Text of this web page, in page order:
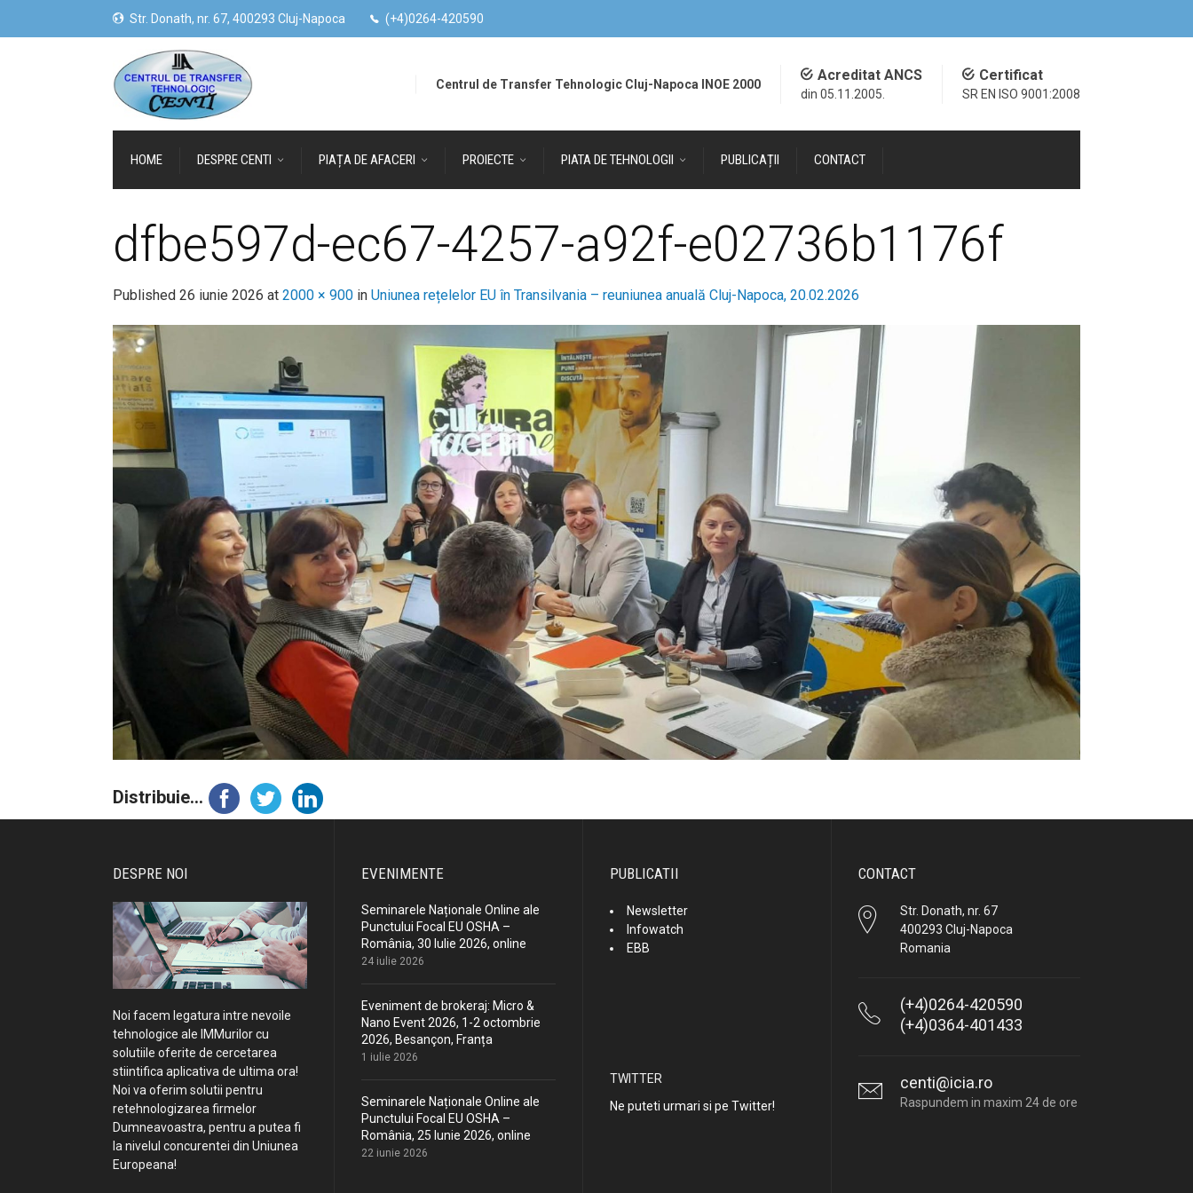
Str. Donath, nr. 67, 400293 Cluj-Napoca (+4)0264-420590
Certificat
SR EN ISO 9001:2008
Acreditat ANCS
din 05.11.2005.
Centrul de Transfer Tehnologic Cluj-Napoca INOE 2000
HOME DESPRE CENTI PIAȚA DE AFACERI PROIECTE PIATA DE TEHNOLOGII PUBLICAȚII CONTACT
dfbe597d-ec67-4257-a92f-e02736b1176f
Published 26 iunie 2026 at 2000 × 900 in Uniunea rețelelor EU în Transilvania – reuniunea anuală Cluj-Napoca, 20.02.2026
Distribuie...
DESPRE NOI
Noi facem legatura intre nevoile
tehnologice ale IMMurilor cu
solutiile oferite de cercetarea
stiintifica aplicativa de ultima ora!
Noi va oferim solutii pentru
retehnologizarea firmelor
Dumneavoastra, pentru a putea fi
la nivelul concurentei din Uniunea
Europeana!
EVENIMENTE
Seminarele Naționale Online ale
Punctului Focal EU OSHA –
România, 30 Iulie 2026, online
24 iulie 2026
Eveniment de brokeraj: Micro &
Nano Event 2026, 1-2 octombrie
2026, Besançon, Franța
1 iulie 2026
Seminarele Naționale Online ale
Punctului Focal EU OSHA –
România, 25 Iunie 2026, online
22 iunie 2026
PUBLICATII
Newsletter
Infowatch
EBB
TWITTER
Ne puteti urmari si pe Twitter!
CONTACT
Str. Donath, nr. 67
400293 Cluj-Napoca
Romania
(+4)0264-420590
(+4)0364-401433
centi@icia.ro
Raspundem in maxim 24 de ore